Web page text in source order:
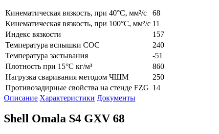
Кинематическая вязкость, при 40°С, мм²/с
68
Кинематическая вязкость, при 100°С, мм²/с 11
Индекс вязкости
157
Температура вспышки COC
240
Температура застывания
-51
Плотность при 15°С кг/м³
860
Нагрузка сваривания методом ЧШМ
250
Противозадирные свойства на стенде FZG 14
Описание Характеристики Документы
Shell Omala S4 GXV 68